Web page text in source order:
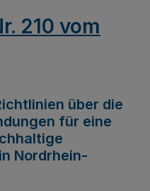
210 vom
über die
für eine
Nordrhein-